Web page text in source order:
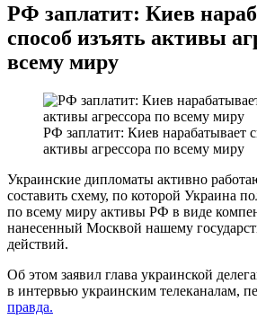
РФ заплатит: Киев
способ изъять активы
всему миру
РФ заплатит: Киев нарабатывает
активы агрессора по всему миру
Украинские дипломаты активно
составить схему, по которой Украина
по всему миру активы РФ в виде
нанесенный Москвой нашему
действий.
Об этом заявил глава украинской
в интервью украинским телеканалам,
правда.